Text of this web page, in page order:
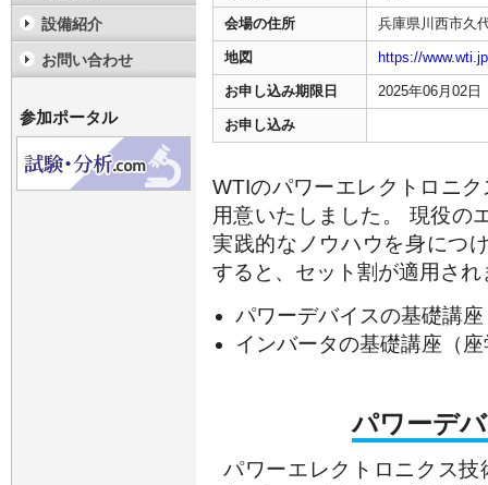
会場の住所 兵庫県川西市久
地図 https://
お申し込み期限日 2025年06月02日
お申し込み
WTIのパワーエレクトロニ
用意いたしました。 現役の
実践的なノウハウを身につ
すると、セット割が適用さ
パワーデバイスの基
インバータの基礎講座（
パワーデ
パワーエレクトロニクス
設備紹介
お問い合わせ
参加ポータル